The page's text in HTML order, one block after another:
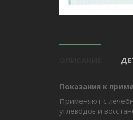
Показания к
Применяют с
углеводов и